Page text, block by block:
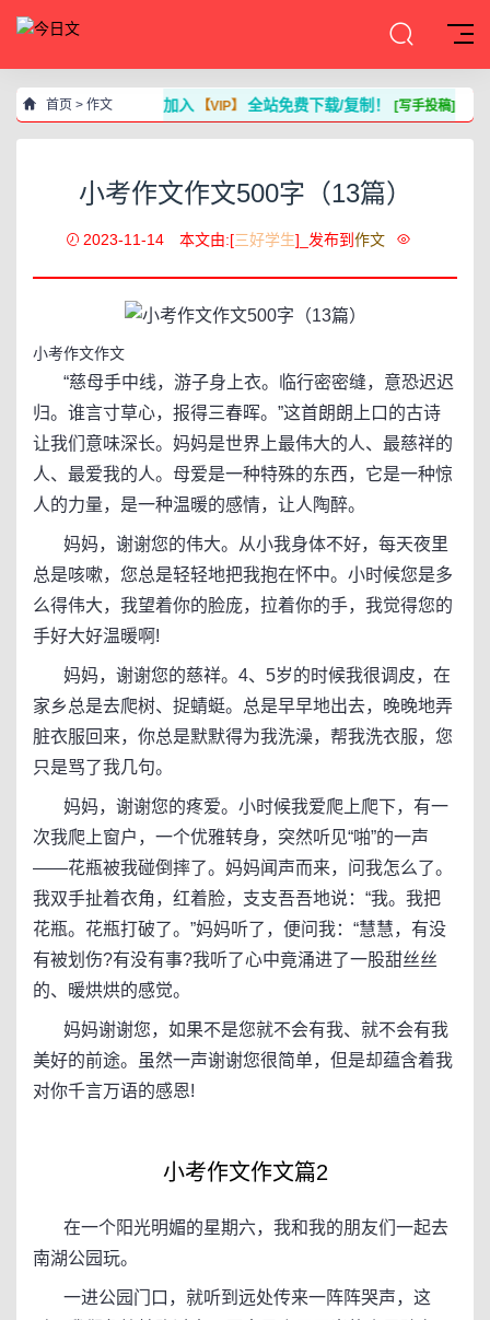
首页 > 作文 加入 【VIP】全站免费下载/复制！[写手投稿]
小考作文作文500字（13篇）
2023-11-14 本文由:[三好学生]_发布到 作文
小考作文作文
“慈母手中线，游子身上衣。临行密密缝，意恐迟迟
归。谁言寸草心，报得三春晖。”这首朗朗上口的古诗
让我们意味深长。妈妈是世界上最伟大的人、最慈祥的
人、最爱我的人。母爱是一种特殊的东西，它是一种惊
人的力量，是一种温暖的感情，让人陶醉。
妈妈，谢谢您的伟大。从小我身体不好，每天夜里
总是咳嗽，您总是轻轻地把我抱在怀中。小时候您是多
么得伟大，我望着你的脸庞，拉着你的手，我觉得您的
手好大好温暖啊!
妈妈，谢谢您的慈祥。4、5岁的时候我很调皮，在
家乡总是去爬树、捉蜻蜓。总是早早地出去，晚晚地弄
脏衣服回来，你总是默默得为我洗澡，帮我洗衣服，您
只是骂了我几句。
妈妈，谢谢您的疼爱。小时候我爱爬上爬下，有一
次我爬上窗户，一个优雅转身，突然听见“啪”的一声
——花瓶被我碰倒摔了。妈妈闻声而来，问我怎么了。
我双手扯着衣角，红着脸，支支吾吾地说：“我。我把
花瓶。花瓶打破了。”妈妈听了，便问我：“慧慧，有没
有被划伤?有没有事?我听了心中竟涌进了一股甜丝丝
的、暖烘烘的感觉。
妈妈谢谢您，如果不是您就不会有我、就不会有我
美好的前途。虽然一声谢谢您很简单，但是却蕴含着我
对你千言万语的感恩!
小考作文作文篇2
在一个阳光明媚的星期六，我和我的朋友们一起去
南湖公园玩。
一进公园门口，就听到远处传来一阵阵哭声，这